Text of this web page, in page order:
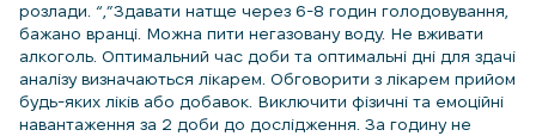
розлади. “,”Здавати натще через 6-8 годин голодовування,
бажано вранці. Можна пити негазовану воду. Не вживати
алкоголь. Оптимальний час доби та оптимальні дні для здачі
аналізу визначаються лікарем. Обговорити з лікарем прийом
будь-яких ліків або добавок. Виключити фізичні та емоційні
навантаження за 2 доби до дослідження. За годину не